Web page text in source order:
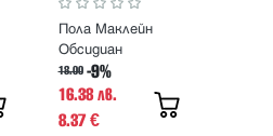
Пола Маклейн
Обсидиан
18.00 -9%
16.38 лв.
8.37€